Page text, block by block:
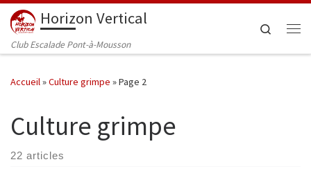
Passer au contenu
Horizon Vertical
Club Escalade Pont-à-Mousson
Search
Accueil»Culture grimpe »Page 2
Culture grimpe
22 articles